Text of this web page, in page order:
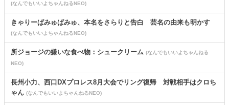
(なんでもいいよちゃんねるNEO)
きゃりーぱみゅぱみゅ、本名をさらりと告白 芸名の由来も明かす
(なんでもいいよちゃんねるNEO)
所ジョージの嫌いな食べ物：シュークリーム (なんでもいいよちゃんねる
NEO)
長州小力、西口DXプロレス8月大会でリング復帰 対戦相手はクロち
ゃん (なんでもいいよちゃんねるNEO)